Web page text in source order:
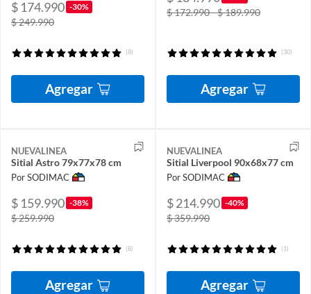
$ 174.990 -30%
$ 249.990
(8)
Agregar
$ 172.990 - $ 189.990
(30)
Agregar
NUEVALINEA
Sitial Astro 79x77x78 cm
Por SODIMAC
$ 159.990 -38%
$ 259.990
(8)
Agregar
NUEVALINEA
Sitial Liverpool 90x68x77 cm
Por SODIMAC
$ 214.990 -40%
$ 359.990
(1)
Agregar